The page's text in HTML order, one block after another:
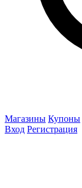
Магазины Купоны
Вход Регистрация